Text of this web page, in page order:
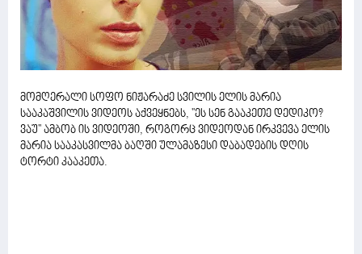
მომღერალი სოფო ნიჟარაძე სვილის ელის მარია
სააკაშვილის ვიდეოს აქვეყნებს, ''ეს სენ გააკეთე დედიკო?
ვაუ'' ამბობ ის ვიდეოში, როგორც ვიდეოდან ირკვევა ელის
მარია სააკასვილმა ბაღში ულამაზესი დაბადების დღის
ტორტი კააკეთა.